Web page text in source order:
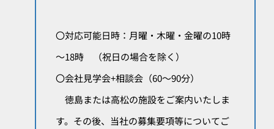
〇対応可能日時：月曜・木曜・金曜の10時
～18時 （祝日の場合を除く）
〇会社見学会+相談会（60～90分）
徳島または高松の施設をご案内いたしま
す。その後、当社の募集要項等についてご